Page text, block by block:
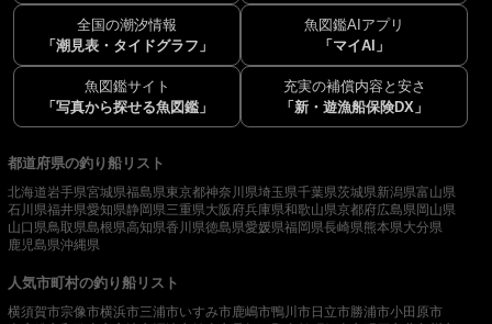
全国の潮汐情報
「潮見表・タイドグラフ」
魚図鑑AIアプリ
「マイAI」
魚図鑑サイト
「写真から探せる魚図鑑」
充実の補償内容と安さ
「新・遊漁船保険DX」
都道府県の釣り船リスト
北海道岩手県宮城県福島県東京都神奈川県埼玉県千葉県茨城県新潟県富山県
石川県福井県愛知県静岡県三重県大阪府兵庫県和歌山県京都府広島県岡山県
山口県鳥取県島根県高知県香川県徳島県愛媛県福岡県長崎県熊本県大分県
鹿児島県沖縄県
人気市町村の釣り船リスト
横須賀市宗像市横浜市三浦市いすみ市鹿嶋市鴨川市 日立市勝浦市小田原市